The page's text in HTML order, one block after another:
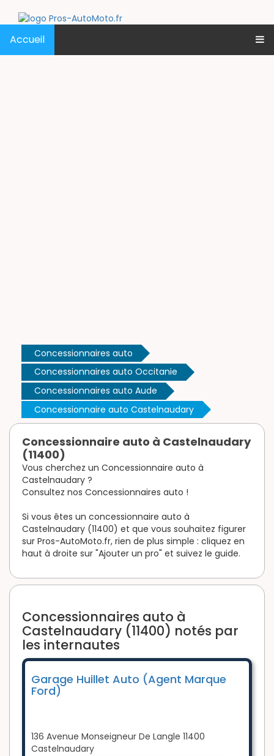
Accueil
Concessionnaires auto
Concessionnaires auto Occitanie
Concessionnaires auto Aude
Concessionnaire auto Castelnaudary
Concessionnaire auto à Castelnaudary
(11400)
Vous cherchez un Concessionnaire auto à
Castelnaudary ?
Consultez nos Concessionnaires auto !
Si vous êtes un concessionnaire auto à
Castelnaudary (11400) et que vous souhaitez figurer
sur Pros-AutoMoto.fr, rien de plus simple : cliquez en
haut à droite sur "Ajouter un pro" et suivez le guide.
Concessionnaires auto à
Castelnaudary (11400) notés par
les internautes
Garage Huillet Auto (Agent Marque
Ford)
136 Avenue Monseigneur De Langle 11400
Castelnaudary